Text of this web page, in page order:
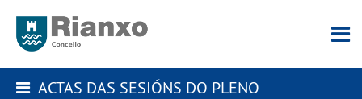
ACTAS DAS SESIÓNS DO PLENO